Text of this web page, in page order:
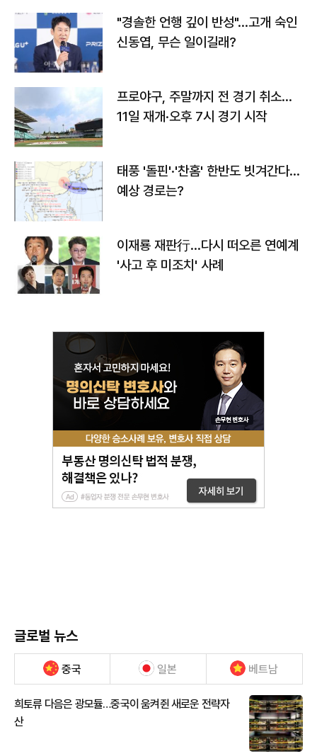
"경솔한 언행 깊이 반성"…고개 숙인
신동엽, 무슨 일이길래?
프로야구, 주말까지 전 경기 취소…
11일 재개·오후 7시 경기 시작
태풍 '돌핀'·'찬홈' 한반도 빗겨간다…
예상 경로는?
이재룡 재판行…다시 떠오른 연예계
'사고 후 미조치' 사례
글로벌 뉴스
중국 일본 베트남
희토류 다음은 광모듈…중국이 움켜쥔 새로운 전략자
산